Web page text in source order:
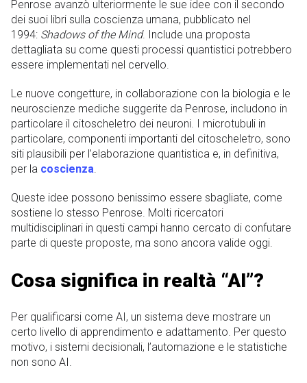
Penrose avanzò ulteriormente le sue idee con il secondo
dei suoi libri sulla coscienza umana, pubblicato nel
1994: Shadows of the Mind. Include una proposta
dettagliata su come questi processi quantistici potrebbero
essere implementati nel cervello.
Le nuove congetture, in collaborazione con la biologia e le
neuroscienze mediche suggerite da Penrose, includono in
particolare il citoscheletro dei neuroni. I microtubuli in
particolare, componenti importanti del citoscheletro, sono
siti plausibili per l’elaborazione quantistica e, in definitiva,
per la coscienza.
Queste idee possono benissimo essere sbagliate, come
sostiene lo stesso Penrose. Molti ricercatori
multidisciplinari in questi campi hanno cercato di confutare
parte di queste proposte, ma sono ancora valide oggi.
Cosa significa in realtà “AI”?
Per qualificarsi come AI, un sistema deve mostrare un
certo livello di apprendimento e adattamento. Per questo
motivo, i sistemi decisionali, l’automazione e le statistiche
non sono AI.